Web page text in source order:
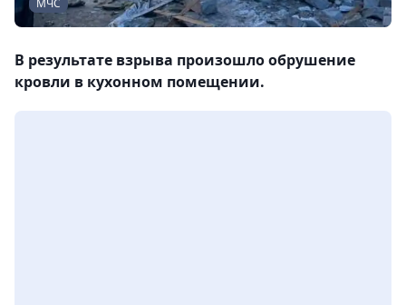
МЧС
В результате взрыва произошло обрушение
кровли в кухонном помещении.